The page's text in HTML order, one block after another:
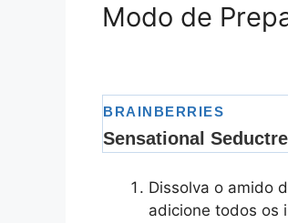
Modo de
Dissolva o amido
adicione todos os